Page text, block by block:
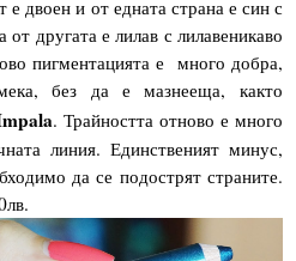
двоен и от едната страна е син с
другата е лилав с лилавеникаво
пигментацията е много добра,
без да е мазнееща, както
. Трайността отново е много
линия. Единственият минус,
да се подострят страните.